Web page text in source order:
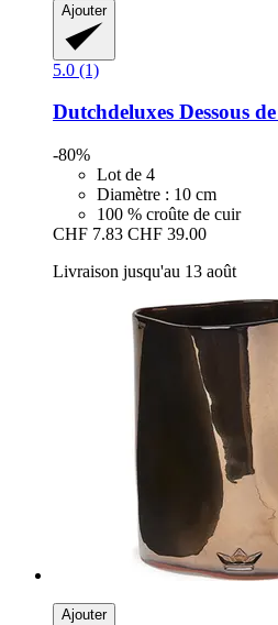
Ajouter
5.0 (1)
Dutchdeluxes Dessous
-80%
Lot de 4
Diamètre : 10 cm
100 % croûte de cuir
CHF 7.83 CHF 39.00
Livraison jusqu'au 13 août
Ajouter